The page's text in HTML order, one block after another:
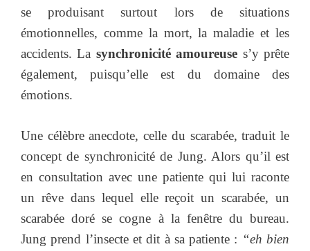
se produisant surtout lors de situations
émotionnelles, comme la mort, la maladie et les
accidents. La synchronicité amoureuse s’y prête
également, puisqu’elle est du domaine des
émotions.
Une célèbre anecdote, celle du scarabée, traduit le
concept de synchronicité de Jung. Alors qu’il est
en consultation avec une patiente qui lui raconte
un rêve dans lequel elle reçoit un scarabée, un
scarabée doré se cogne à la fenêtre du bureau.
Jung prend l’insecte et dit à sa patiente : “eh bien